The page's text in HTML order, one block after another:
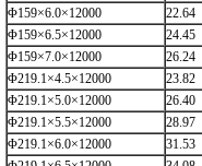
Φ159×6.0×12000
22.64
Φ159×6.5×12000
24.45
Φ159×7.0×12000
26.24
Φ219.1×4.5×12000
23.82
Φ219.1×5.0×12000
26.40
Φ219.1×5.5×12000
28.97
Φ219.1×6.0×12000
31.53